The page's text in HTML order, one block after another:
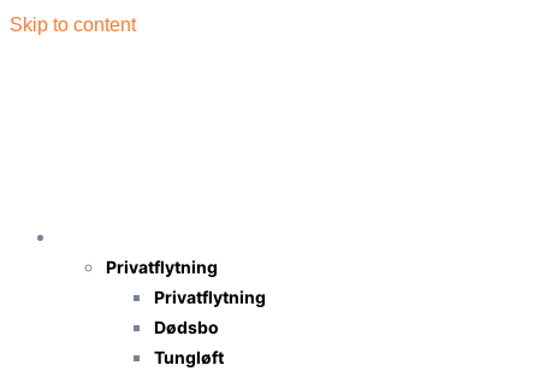
Skip to content
Privatflytning
Privatflytning
Dødsbo
Tungløft